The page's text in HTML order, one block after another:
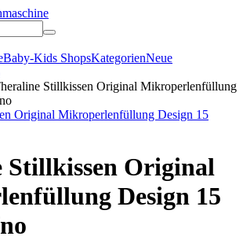
Baby-Kids ShopsKategorienNeue
Stillkissen Original Mikroperlenfüllung
Stillkissen Original
Design 15